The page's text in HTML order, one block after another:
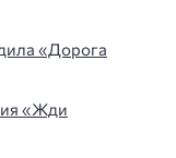
«Дорога
«Жди